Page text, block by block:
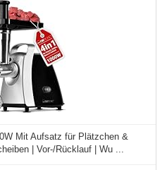
Mit Aufsatz für Plätzchen &
| Vor-/Rücklauf | Wu ...